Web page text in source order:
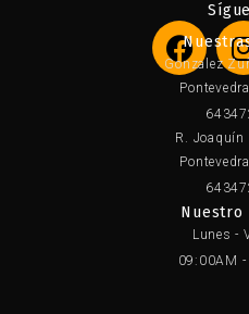
F
a
c
b
o
k
I
Gonzalez
R. Joaquín
Nuestro
Lunes -
09:00AM